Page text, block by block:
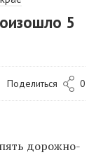
5
Поделиться 0
дорожно-